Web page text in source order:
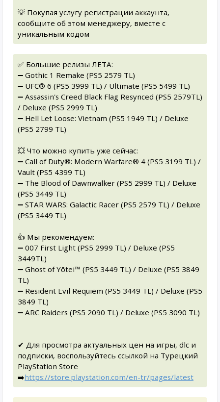
💡 Покупая услугу регистрации аккаунта,
сообщите об этом менеджеру, вместе с
уникальным кодом
✅ Большие релизы ЛЕТА:
➖ Gothic 1 Remake (PS5 2579 TL)
➖ UFC® 6 (PS5 3999 TL) / Ultimate (PS5 5499 TL)
➖ Assassin's Creed Black Flag Resynced (PS5 2579TL)
/ Deluxe (PS5 2999 TL)
➖ Hell Let Loose: Vietnam (PS5 1949 TL) / Deluxe
(PS5 2799 TL)
💥 Что можно купить уже сейчас:
➖ Call of Duty®: Modern Warfare® 4 (PS5 3199 TL) /
Vault (PS5 4399 TL)
➖ The Blood of Dawnwalker (PS5 2999 TL) / Deluxe
(PS5 3449 TL)
➖ STAR WARS: Galactic Racer (PS5 2579 TL) / Deluxe
(PS5 3449 TL)
👍 Мы рекомендуем:
➖ 007 First Light (PS5 2999 TL) / Deluxe (PS5
3449TL)
➖ Ghost of Yōtei™ (PS5 3449 TL) / Deluxe (PS5 3849
TL)
➖ Resident Evil Requiem (PS5 3449 TL) / Deluxe (PS5
3849 TL)
➖ ARC Raiders (PS5 2090 TL) / Deluxe (PS5 3090 TL)
✔ Для просмотра актуальных цен на игры, dlc и
подписки, воспользуйтесь ссылкой на Турецкий
PlayStation Store
➡️https://store.playstation.com/en-tr/pages/latest